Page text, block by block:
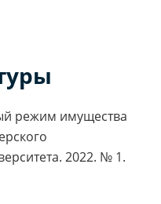
режим имущества
2022. № 1.